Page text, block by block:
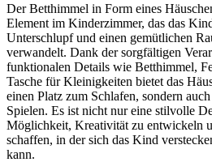
Der Betthimmel in Form eines
Element im Kinderzimmer, das das
Unterschlupf und einen gemütlichen
verwandelt. Dank der sorgfältigen
funktionalen Details wie Betthimmel,
Tasche für Kleinigkeiten bietet das
einen Platz zum Schlafen, sondern
Spielen. Es ist nicht nur eine stilvolle
Möglichkeit, Kreativität zu entwickeln
schaffen, in der sich das Kind
kann.